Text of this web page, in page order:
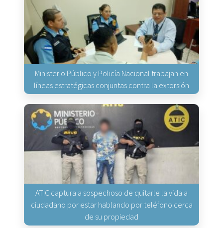
Ministerio Público y Policía Nacional trabajan en
líneas estratégicas conjuntas contra la extorsión
ATIC captura a sospechoso de quitarle la vida a
ciudadano por estar hablando por teléfono cerca
de su propiedad